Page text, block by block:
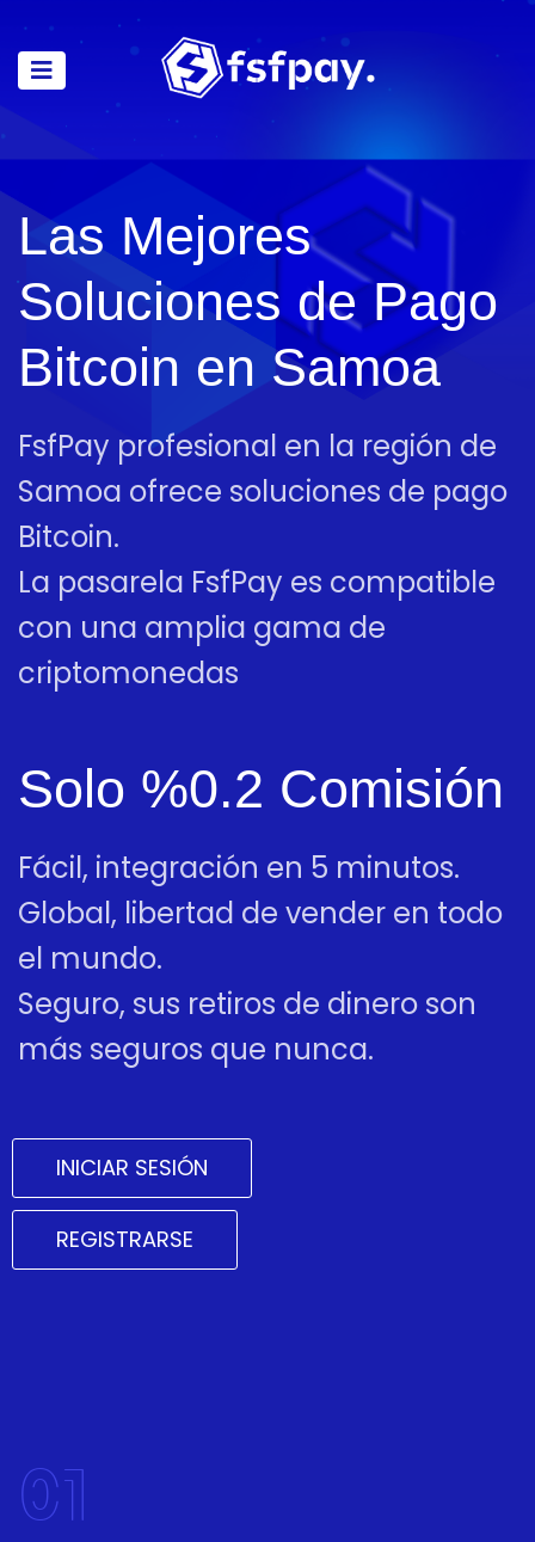
Las Mejores
Soluciones de Pago
Bitcoin en Samoa
FsfPay profesional en la región de
Samoa ofrece soluciones de pago
Bitcoin.
La pasarela FsfPay es compatible
con una amplia gama de
criptomonedas
Solo %0.2 Comisión
Fácil, integración en 5 minutos.
Global, libertad de vender en todo
el mundo.
Seguro, sus retiros de dinero son
más seguros que nunca.
INICIAR SESIÓN
REGISTRARSE
01